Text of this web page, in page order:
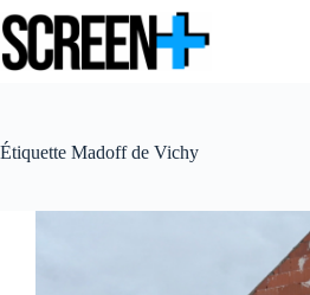
au
contenu
Étiquette Madoff de Vichy